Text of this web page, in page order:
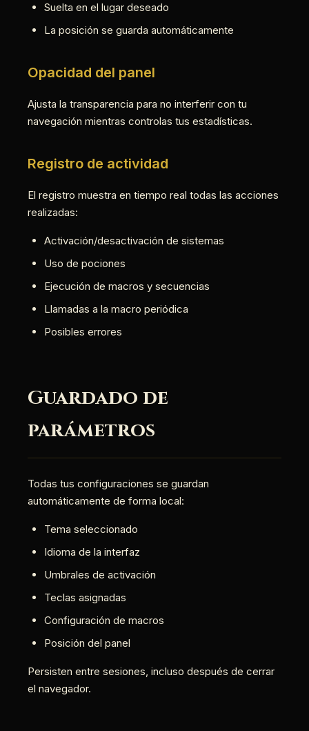
Suelta en el lugar deseado
La posición se guarda automáticamente
Opacidad del panel
Ajusta la transparencia para no interferir con tu
navegación mientras controlas tus estadísticas.
Registro de actividad
El registro muestra en tiempo real todas las acciones
realizadas:
Activación/desactivación de sistemas
Uso de pociones
Ejecución de macros y secuencias
Llamadas a la macro periódica
Posibles errores
Guardado de
parámetros
Todas tus configuraciones se guardan
automáticamente de forma local:
Tema seleccionado
Idioma de la interfaz
Umbrales de activación
Teclas asignadas
Configuración de macros
Posición del panel
Persisten entre sesiones, incluso después de cerrar
el navegador.